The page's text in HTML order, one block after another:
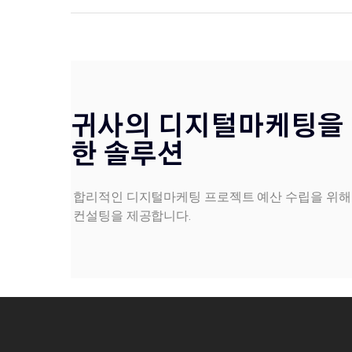
귀사의 디지털마케팅을
한 솔루션
합리적인 디지털마케팅 프로젝트 예산 수립을 위
컨설팅을 제공합니다.